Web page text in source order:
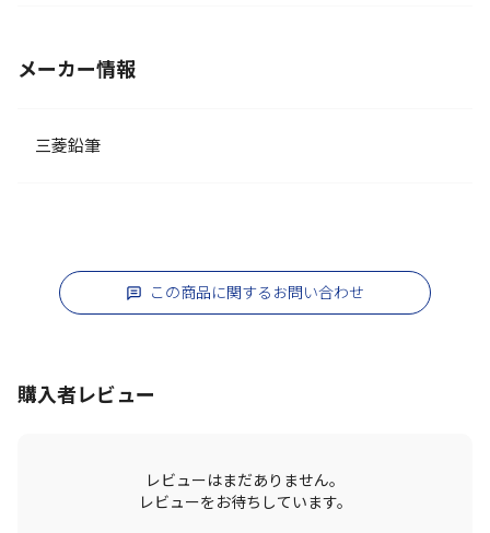
メーカー情報
三菱鉛筆
この商品に関するお問い合わせ
購入者レビュー
レビューはまだありません。
レビューをお待ちしています。